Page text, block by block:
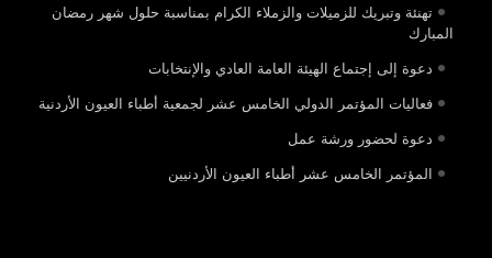
تهنئة وتبريك للزميلات والزملاء الكرام بمناسبة حلول شهر رمضان
المبارك
دعوة إلى إجتماع الهيئة العامة العادي والإنتخابات
فعاليات المؤتمر الدولي الخامس عشر لجمعية أطباء العيون الأردنية
دعوة لحضور ورشة عمل
المؤتمر الخامس عشر أطباء العيون الأردنيين